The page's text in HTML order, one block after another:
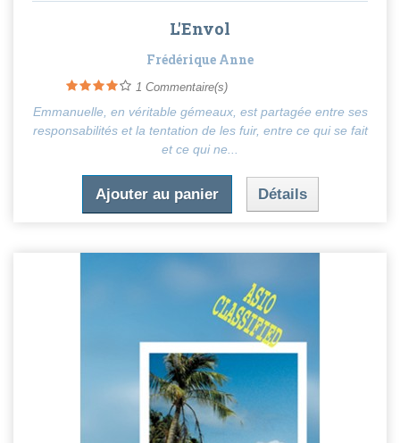
L'Envol
Frédérique Anne
1 Commentaire(s)
Emmanuelle, en véritable gémeaux, est partagée entre ses
responsabilités et la tentation de les fuir, entre ce qui se fait
et ce qui ne...
Ajouter au panier Détails